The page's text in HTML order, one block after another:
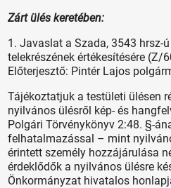
Zárt ülés keretében:
1. Javaslat a Szada, 3543 hrsz-
telekrészének értékesítésére (Z/
Előterjesztő: Pintér Lajos
Tájékoztatjuk a testületi ülésen
nyilvános ülésről kép- és
Polgári Törvénykönyv 2:48. §-
felhatalmazással – mint
érintett személy hozzájárulása
érdeklődők a nyilvános ülésre
Önkormányzat hivatalos